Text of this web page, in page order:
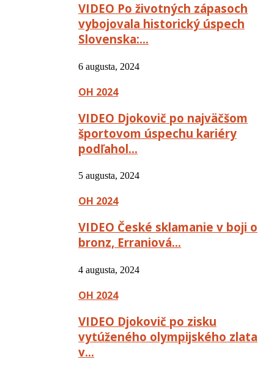
VIDEO Po životných zápasoch
vybojovala historický úspech
Slovenska:…
6 augusta, 2024
OH 2024
VIDEO Djokovič po najväčšom
športovom úspechu kariéry
podľahol…
5 augusta, 2024
OH 2024
VIDEO České sklamanie v boji o
bronz, Erraniová…
4 augusta, 2024
OH 2024
VIDEO Djokovič po zisku
vytúženého olympijského zlata
v…